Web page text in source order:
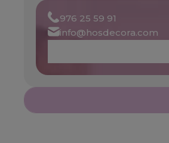
976 25 59 91
info@hosdecora.com